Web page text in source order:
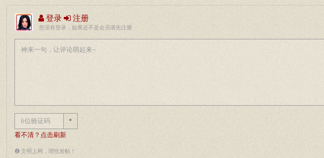
登录 注册
您没有登录，如果还不是会员请先注册
*
看不清？点击刷新
文明上网，理性发帖！